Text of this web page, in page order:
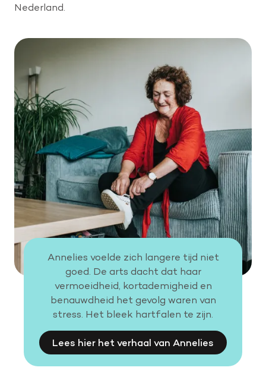
Nederland.
Annelies voelde zich langere tijd niet
goed. De arts dacht dat haar
vermoeidheid, kortademigheid en
benauwdheid het gevolg waren van
stress. Het bleek hartfalen te zijn.
Lees hier het verhaal van Annelies